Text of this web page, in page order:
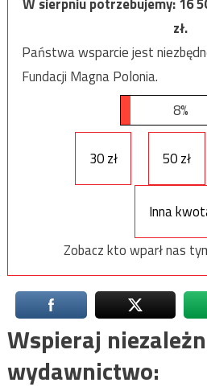
zł.
Państwa wsparcie jest
Fundacji Magna Polonia.
8%
30 zł 50 zł
Inna
Zobacz kto wparł nas
Wspieraj
wydawnictwo: